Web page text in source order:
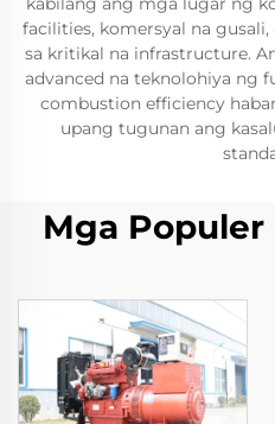
facilities, komersyal na
sa kritikal na infrastructure.
advanced na teknolohiya ng
combustion efficiency
upang tugunan ang
Mga